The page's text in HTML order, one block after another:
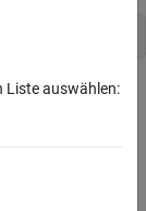
Liste auswählen: